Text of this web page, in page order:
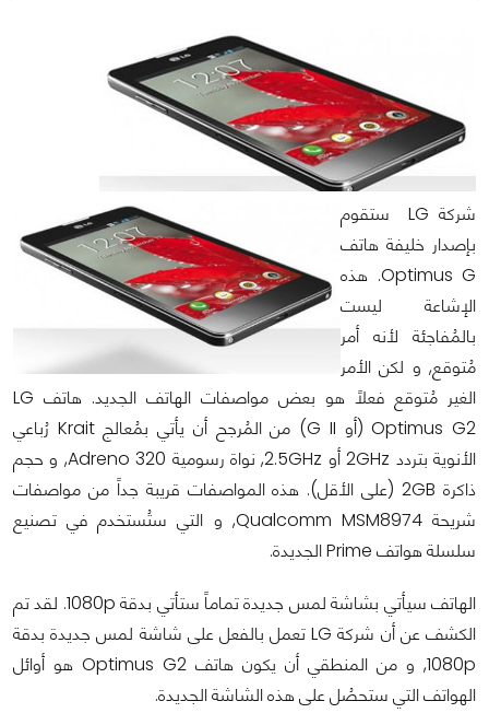
شركة LG ستقوم
بإصدار خليفة هاتف
Optimus G. هذه
الإشاعة ليست
بالمُفاجئة لأنه أمر
مُتوقع, و لكن الأمر
الغير مُتوقع فعلاً هو بعض مواصفات الهاتف الجديد. هاتف LG
Optimus G2 (أو G II) من المُرجح أن يأتي بمُعالج Krait رُباعي
الأنوية بتردد 2GHz أو 2.5GHz, نواة رسومية Adreno 320, و حجم
ذاكرة 2GB (على الأقل). هذه المواصفات قريبة جداً من مواصفات
شريحة Qualcomm MSM8974, و التي ستُستخدم في تصنيع
سلسلة هواتف Prime الجديدة.
الهاتف سيأتي بشاشة لمس جديدة تماماً ستأتي بدقة 1080p. لقد تم
الكشف عن أن شركة LG تعمل بالفعل على شاشة لمس جديدة بدقة
1080p, و من المنطقي أن يكون هاتف Optimus G2 هو أوائل
الهواتف التي ستحصُل على هذه الشاشة الجديدة.